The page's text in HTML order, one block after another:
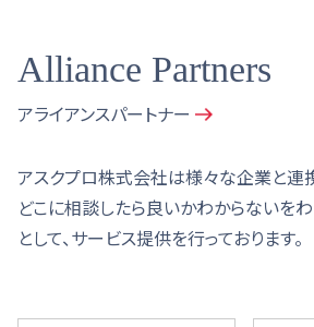
Alliance Partners
アライアンスパートナー
アスクプロ株式会社は様々な企業と連
どこに相談したら良いかわからないを
として、サービス提供を行っております。